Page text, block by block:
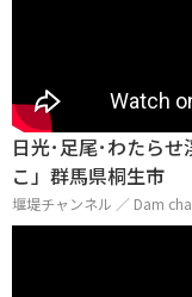
日光･足尾･わたら
こ」群馬県桐生市
堰堤チャンネル ／ Dam